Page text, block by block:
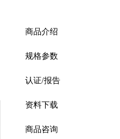
商品介绍
规格参数
认证/报告
资料下载
商品咨询